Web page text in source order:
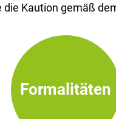
die Kaution gemäß
Formalitäten